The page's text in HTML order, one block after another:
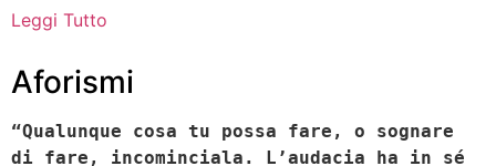
Leggi Tutto
Aforismi
“Qualunque cosa tu possa fare, o sognare
di fare, incominciala. L’audacia ha in sé